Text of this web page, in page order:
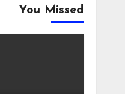
You Missed